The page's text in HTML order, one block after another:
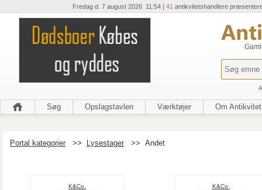
Fredag d. 7 august 2026 11:54 | 41 antikvitetshandlere
Søg Opslagstavlen Værktøjer Om
Portal kategorier >> Lysestager >> Andet
K&Co. K&Co.